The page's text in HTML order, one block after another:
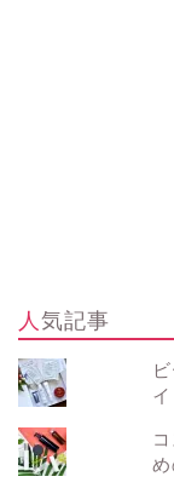
人気記事